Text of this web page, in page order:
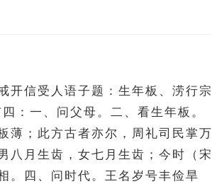
开信受人语子题：生年板、涝行宗
：一、问父母。二、看生年板。
薄；此方古者亦尔，周礼司民掌万
八月生齿，女七月生齿；今时（宋
。四、问时代。王名岁号丰俭旱